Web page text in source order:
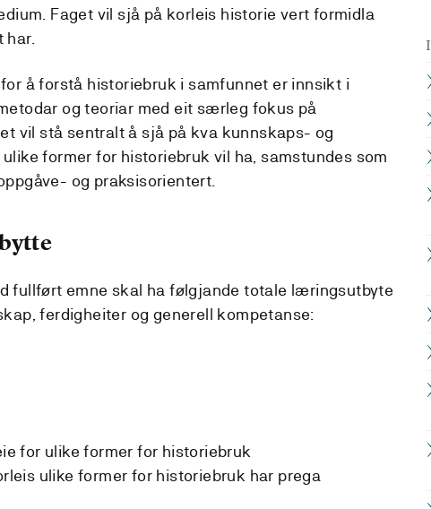
Faget vil sjå på korleis historie vert formidla
har.
å forstå historiebruk i samfunnet er innsikt i
og teoriar med eit særleg fokus på
vil stå sentralt å sjå på kva kunnskaps- og
former for historiebruk vil ha, samstundes som
og praksisorientert.
fullført emne skal ha følgjande totale læringsutbyte
ferdigheiter og generell kompetanse:
for ulike former for historiebruk
ulike former for historiebruk har prega